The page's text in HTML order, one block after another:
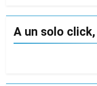
A un solo